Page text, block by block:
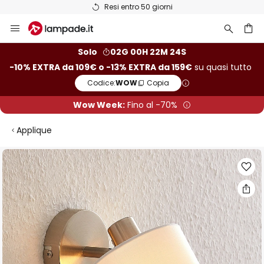
Resi entro 50 giorni
Salta
al
Solo
02G 00H 22M 23S
-10% EXTRA da 109€ o -13% EXTRA da 159€ su quasi tutto
Codice:WOW Copia
Wow Week: Fino al -70%
Applique
Vai
alla
fine
della
galleria
di
immagini